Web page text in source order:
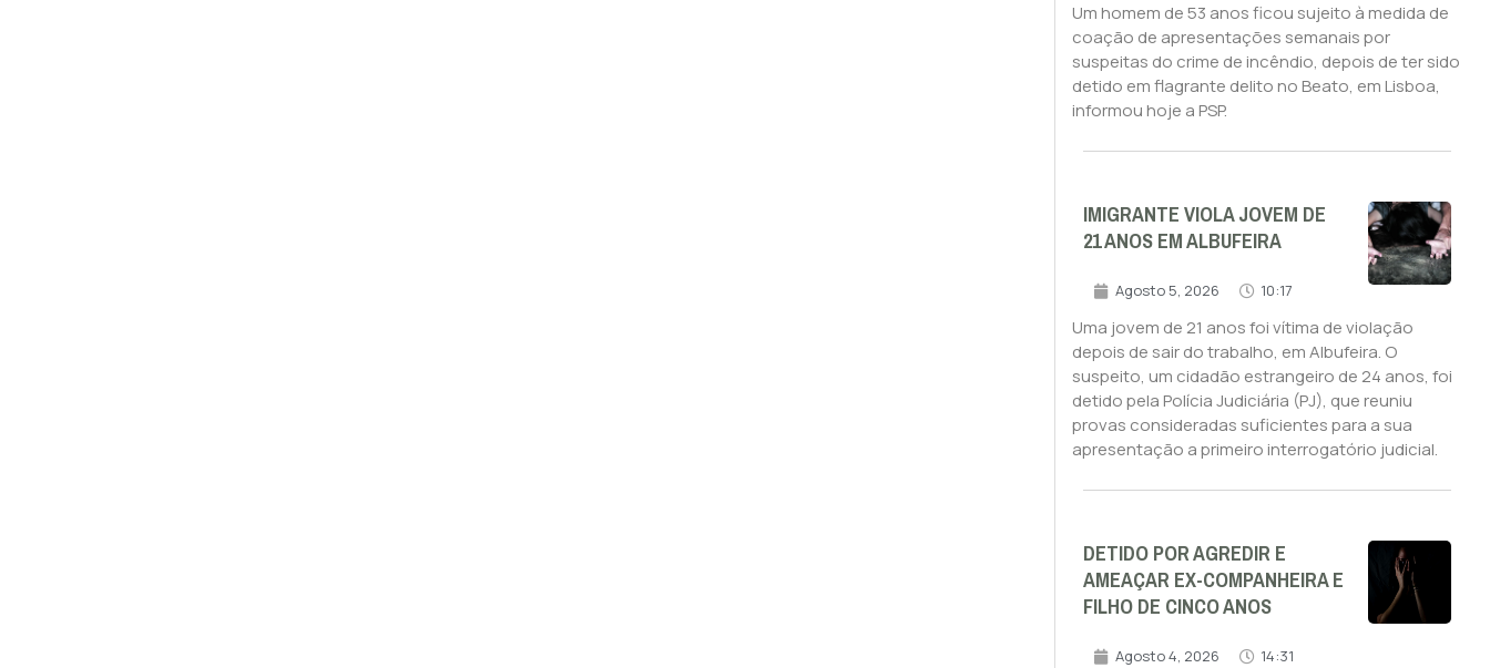
Um homem de 53 anos ficou sujeito à medida de
coação de apresentações semanais por
suspeitas do crime de incêndio, depois de ter sido
detido em flagrante delito no Beato, em Lisboa,
informou hoje a PSP.
IMIGRANTE VIOLA JOVEM DE
21 ANOS EM ALBUFEIRA
Agosto 5, 2026 10:17
Uma jovem de 21 anos foi vítima de violação
depois de sair do trabalho, em Albufeira. O
suspeito, um cidadão estrangeiro de 24 anos, foi
detido pela Polícia Judiciária (PJ), que reuniu
provas consideradas suficientes para a sua
apresentação a primeiro interrogatório judicial.
DETIDO POR AGREDIR E
AMEAÇAR EX-COMPANHEIRA E
FILHO DE CINCO ANOS
Agosto 4, 2026 14:31